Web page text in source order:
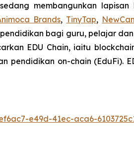
membangunkan
Brands, TinyTap,
bagi guru, pelajar
EDU Chain, iaitu
on-chain (EduFi).
e49d-41ec-aca6-